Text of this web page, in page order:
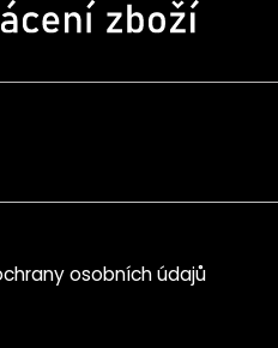
osobních údajů